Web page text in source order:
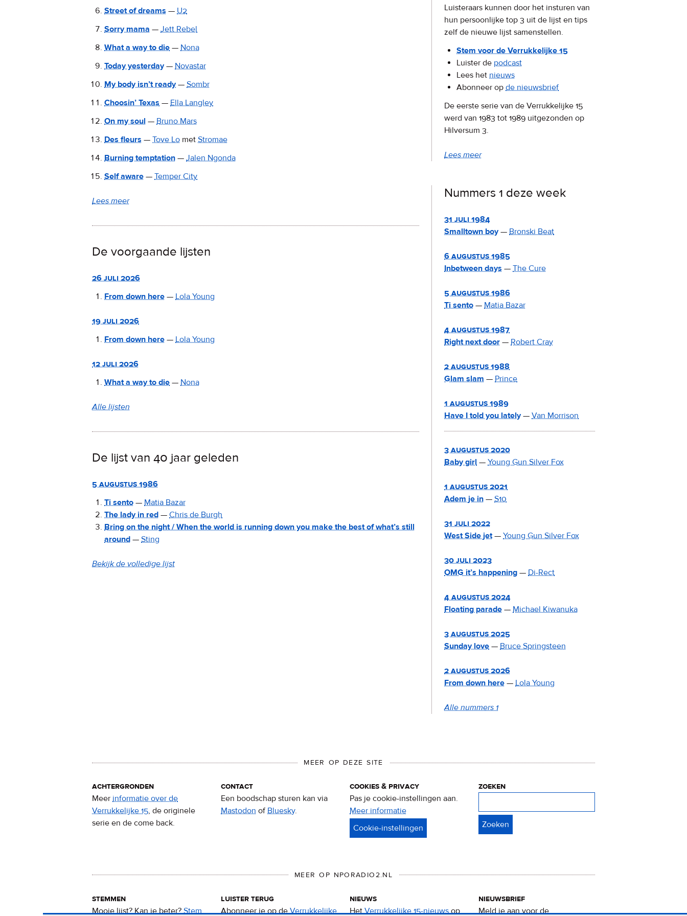
Street of dreams — U2
Sorry mama — Jett Rebel
What a way to die — Nona
Today yesterday— Novastar
My body isn’t ready— Sombr
Choosin’ Texas — Ella Langley
On my soul — Bruno Mars
Des fleurs — Tove Lo met Stromae
Burning temptation — Jalen Ngonda
Self aware — Temper City
Lees meerover
Verrukkelijke
van
augustus
De voorgaande lijsten
26 juli 2026
From down here — Lola Young
19 juli 2026
From down here — Lola Young
12 juli 2026
What a way to die — Nona
Alle lijsten
De lijst van 40 jaar geleden
5 augustus 1986
Ti sento — Matia Bazar
The lady in red — Chris de Burgh
Bring on the night / When the world is running down you make the best of what’s still
around — Sting
Bekijk de volledige lijst
Luisteraars kunnen door het insturen van
hun persoonlijke top 3 uit de lijst en tips
zelf de nieuwe lijst samenstellen.
Stem voor de Verrukkelijke 15
Luister de podcast
Lees het nieuws
Abonneer op de nieuwsbrief
De eerste serie van de Verrukkelijke 15
werd van 1983 tot 1989 uitgezonden op
Hilversum 3.
Lees meerover
Verrukkelijke
is
Nummers 1 deze week
31 juli 1984
Smalltown boy— Bronski Beat
6 augustus 1985
Inbetween days — The Cure
5 augustus 1986
Ti sento — Matia Bazar
4 augustus 1987
Right next door — Robert Cray
2 augustus 1988
Glam slam — Prince
1 augustus 1989
Have I told you lately— Van Morrison
3 augustus 2020
Baby girl — Young Gun Silver Fox
1 augustus 2021
Adem je in — S10
31 juli 2022
West Side jet— Young Gun Silver Fox
30 juli 2023
OMG it’s happening — Di-Rect
4 augustus 2024
Floating parade — Michael Kiwanuka
3 augustus 2025
Sunday love — Bruce Springsteen
2 augustus 2026
From down here — Lola Young
Alle nummers 1
MEER OP DEZE SITE
achtergronden
Meer informatie over de
Verrukkelijke 15, de originele
serie en de come back.
contact
Een boodschap sturen kan via
Mastodon ofBluesky.
cookies & privacy
Pas je cookie-instellingen aan.
Meer informatie
&
zoeken
MEER OP NPORADIO2.NL
stemmen
Mooie lijst? Kan ie beter?Stem
luister terug
Abonneer je op deVerrukkelijke
nieuws
HetVerrukkelijke 15-nieuwsop
nieuwsbrief
Meld je aan voor de